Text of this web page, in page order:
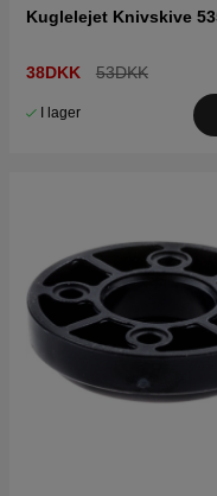
Kuglelejet Knivskive
38DKK 53DKK
I lager